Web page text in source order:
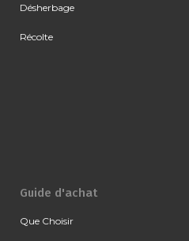
Désherbage
Récolte
Guide d'achat
Que Choisir